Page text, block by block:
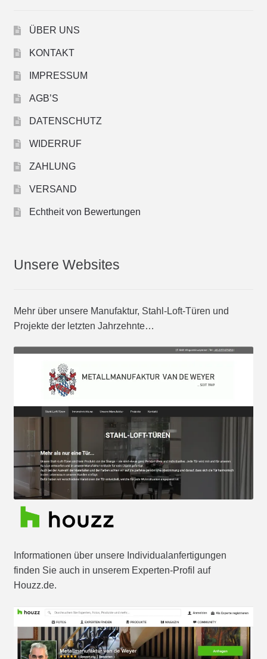
ÜBER UNS
KONTAKT
IMPRESSUM
AGB’S
DATENSCHUTZ
WIDERRUF
ZAHLUNG
VERSAND
Echtheit von Bewertungen
Unsere Websites
Mehr über unsere Manufaktur, Stahl-Loft-Türen und
Projekte der letzten Jahrzehnte…
Informationen über unsere Individualanfertigungen
finden Sie auch in unserem Experten-Profil auf
Houzz.de.